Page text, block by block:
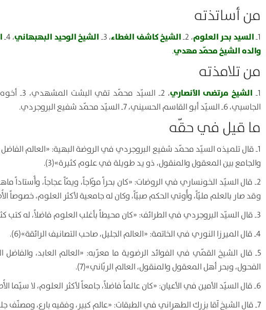
من أساتذته
1ـ السيد بحر العلوم، 2ـ الشيخ كاشف الغطاء، 3ـ الشيخ الوحيد البهبهاني، 4ـ
والده الشيخ محمّد مهدي
من تلامذته
1ـ الشيخ مرتضى الأنصاري، 2ـ السيّد محمّد تقي البشت المشهدي، 3ـ أخوه الشيخ أبو القاسم، 4ـ نجله
الجاسبي، 6ـ السيّد أبو القاسم الحسيني، 7ـ السيّد محمّد شفيع البروجردي.
ما قيل في حقّه
1ـ قال تلميذه السيّد محمّد شفيع البروجردي في الروضة البهية: «العالم الفاضل
والجامع بين المعقول والمنقول، ذو يد طويلة في علوم كثيرة»(3).
2ـ قال السيّد الخونساري في الروضات: «كان بحراً موّاجاً، ويمّاً عجاجاً، وأُستاداً
وقد صار بالعلم مليّاً، وأُوتي الحكم صبيّاً، وكان له جامعية لأكثر العلوم، خصوصاً
3ـ قال السيّد البروجردي في الطرائف: «كان محيطاً بأغلب العلوم فاضلاً، له كتب كثيرة في الفقه والأُصول وغيرهما»(5).
4ـ قال الميرزا النوري في الخاتمة: «العالم الجليل، صاحب التصانيف الرائقة»(6).
5ـ قال الشيخ القمّي في الفوائد الرضوية ما معرّبه: «العالم العابد، والفاضل
الفحول، وبحر أهل المعقول والمنقول، العالم الربّاني»(7).
6ـ قال السيّد الأمين في الأعيان: «كان عالماً فاضلاً، جامعاً لأكثر العلوم، لا سيّما الأُصول والفقه والرياضي، شاعراً بليغاً بالفارسية»(8).
7ـ قال الشيخ آقا بزرك الطهراني في الطبقات: «عالم كبير، وفقيه بارع، ومصنّف جليل، وجامع متبحّر، ورئيس مطاع»(9).